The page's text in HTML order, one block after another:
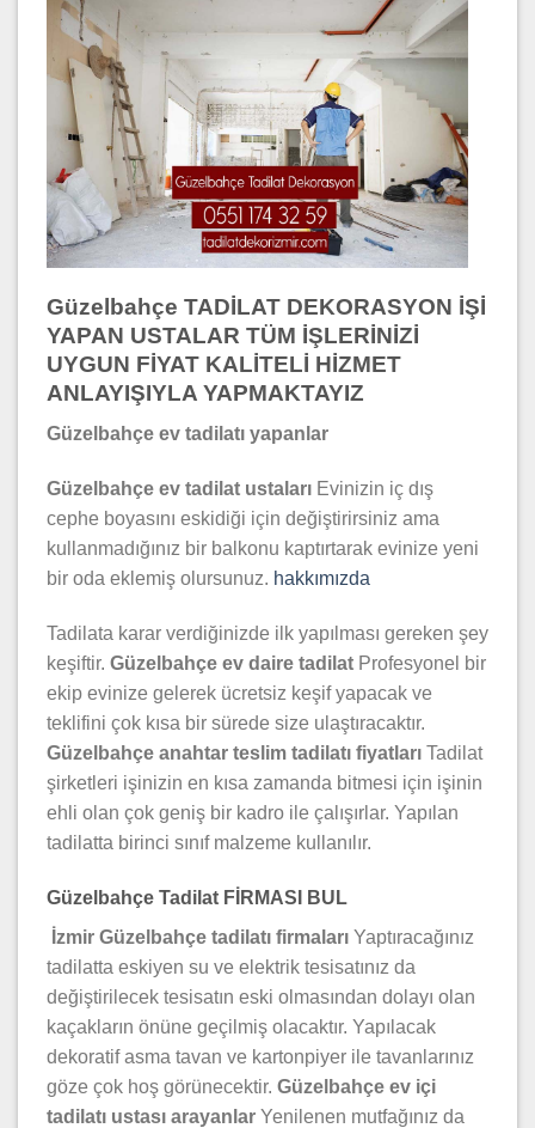
Güzelbahçe TADİLAT DEKORASYON İŞİ
YAPAN USTALAR TÜM İŞLERİNİZİ
UYGUN FİYAT KALİTELİ HİZMET
ANLAYIŞIYLA YAPMAKTAYIZ
Güzelbahçe ev tadilatı yapanlar
Güzelbahçe ev tadilat ustaları Evinizin iç dış
cephe boyasını eskidiği için değiştirirsiniz ama
kullanmadığınız bir balkonu kaptırtarak evinize yeni
bir oda eklemiş olursunuz. hakkımızda
Tadilata karar verdiğinizde ilk yapılması gereken şey
keşiftir. Güzelbahçe ev daire tadilat Profesyonel bir
ekip evinize gelerek ücretsiz keşif yapacak ve
teklifini çok kısa bir sürede size ulaştıracaktır.
Güzelbahçe anahtar teslim tadilatı fiyatları Tadilat
şirketleri işinizin en kısa zamanda bitmesi için işinin
ehli olan çok geniş bir kadro ile çalışırlar. Yapılan
tadilatta birinci sınıf malzeme kullanılır.
Güzelbahçe Tadilat FİRMASI BUL
İzmir Güzelbahçe tadilatı firmaları Yaptıracağınız
tadilatta eskiyen su ve elektrik tesisatınız da
değiştirilecek tesisatın eski olmasından dolayı olan
kaçakların önüne geçilmiş olacaktır. Yapılacak
dekoratif asma tavan ve kartonpiyer ile tavanlarınız
göze çok hoş görünecektir. Güzelbahçe ev içi
tadilatı ustası arayanlar Yenilenen mutfağınız da